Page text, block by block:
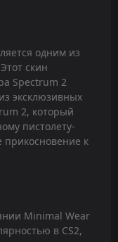
одним из
скин
Spectrum 2
эксклюзивных
2, который
пистолету-
прикосновение к
Minimal Wear
в CS2,